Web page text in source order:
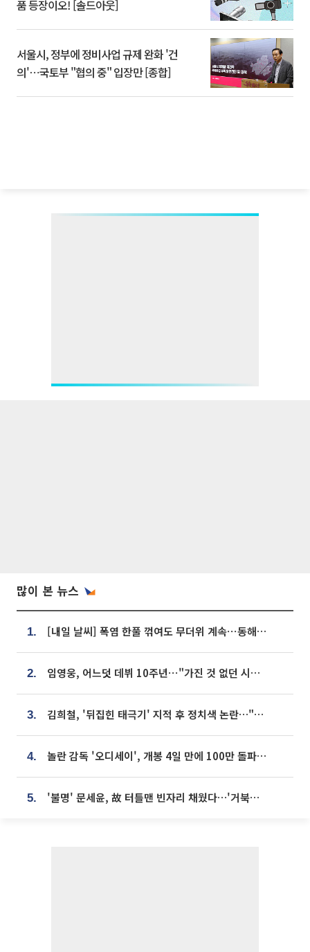
품 등장이오! [솔드아웃]
서울시, 정부에 정비사업 규제 완화 '건
의'⋯국토부 "협의 중" 입장만 [종합]
많이 본 뉴스
1. [내일 날씨] 폭염 한풀 꺾여도 무더위 계속⋯동해안 이틀 연속 비
2. 임영웅, 어느덧 데뷔 10주년⋯"가진 것 없던 시절, 내 앞엔 20명의 팬뿐"
3. 김희철, '뒤집힌 태극기' 지적 후 정치색 논란…"좌우 떠나 우리나라 국기"
4. 놀란 감독 '오디세이', 개봉 4일 만에 100만 돌파⋯'왕사남' 보다 빠르다
5. '불명' 문세윤, 故 터틀맨 빈자리 채웠다…'거북이' 눈물의 최종 우승